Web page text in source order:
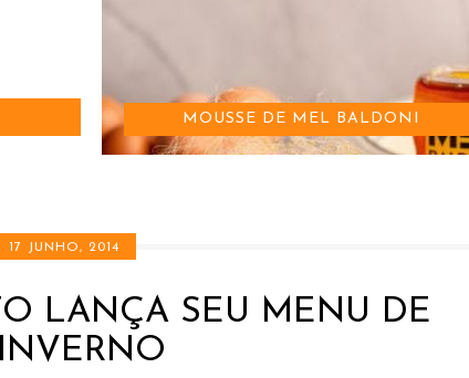
MOUSSE DE MEL BALDONI
17 JUNHO, 2014
LANÇA SEU MENU DE
INVERNO